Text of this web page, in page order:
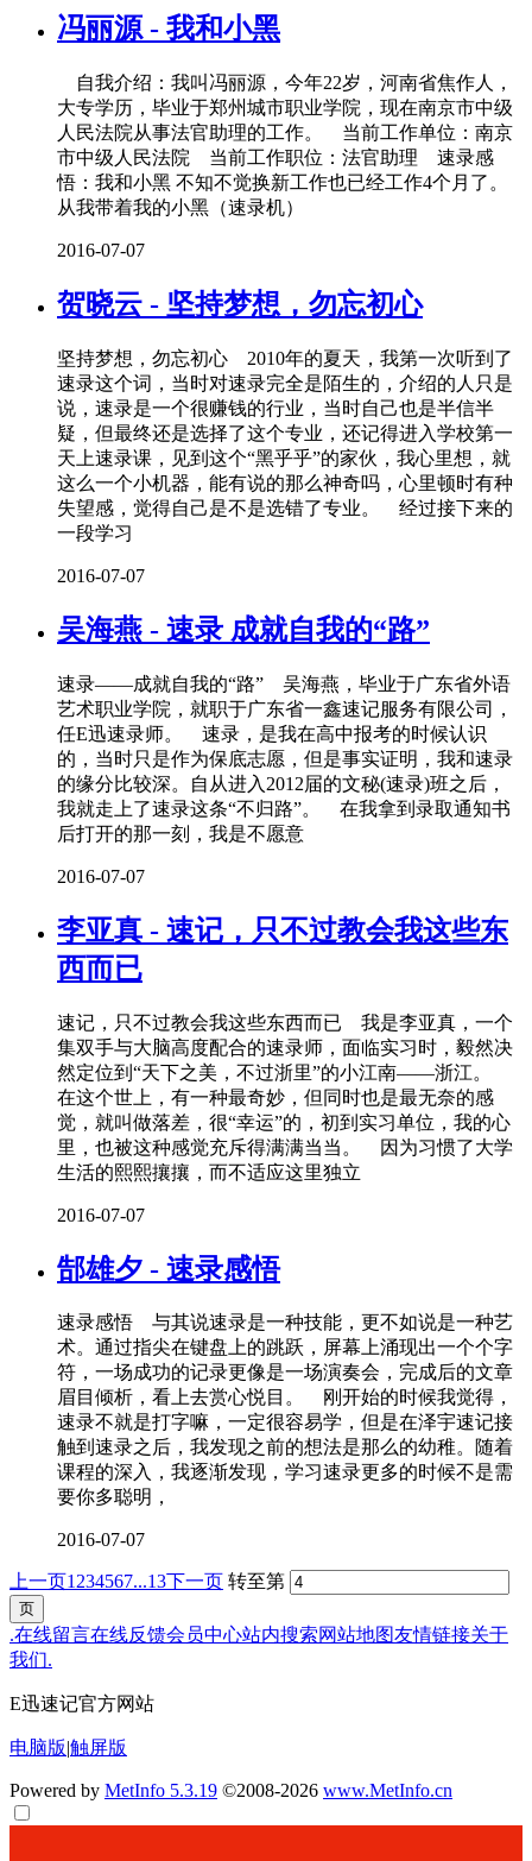
冯丽源 - 我和小黑
自我介绍：我叫冯丽源，今年22岁，河南省焦作人，
大专学历，毕业于郑州城市职业学院，现在南京市中级
人民法院从事法官助理的工作。 当前工作单位：南京
市中级人民法院 当前工作职位：法官助理 速录感
悟：我和小黑 不知不觉换新工作也已经工作4个月了。
从我带着我的小黑（速录机）
2016-07-07
贺晓云 - 坚持梦想，勿忘初心
坚持梦想，勿忘初心 2010年的夏天，我第一次听到了
速录这个词，当时对速录完全是陌生的，介绍的人只是
说，速录是一个很赚钱的行业，当时自己也是半信半
疑，但最终还是选择了这个专业，还记得进入学校第一
天上速录课，见到这个“黑乎乎”的家伙，我心里想，就
这么一个小机器，能有说的那么神奇吗，心里顿时有种
失望感，觉得自己是不是选错了专业。 经过接下来的
一段学习
2016-07-07
吴海燕 - 速录 成就自我的“路”
速录——成就自我的“路” 吴海燕，毕业于广东省外语
艺术职业学院，就职于广东省一鑫速记服务有限公司，
任E迅速录师。 速录，是我在高中报考的时候认识
的，当时只是作为保底志愿，但是事实证明，我和速录
的缘分比较深。自从进入2012届的文秘(速录)班之后，
我就走上了速录这条“不归路”。 在我拿到录取通知书
后打开的那一刻，我是不愿意
2016-07-07
李亚真 - 速记，只不过教会我这些东
西而已
速记，只不过教会我这些东西而已 我是李亚真，一个
集双手与大脑高度配合的速录师，面临实习时，毅然决
然定位到“天下之美，不过浙里”的小江南——浙江。
在这个世上，有一种最奇妙，但同时也是最无奈的感
觉，就叫做落差，很“幸运”的，初到实习单位，我的心
里，也被这种感觉充斥得满满当当。 因为习惯了大学
生活的熙熙攘攘，而不适应这里独立
2016-07-07
郜雄夕 - 速录感悟
速录感悟 与其说速录是一种技能，更不如说是一种艺
术。通过指尖在键盘上的跳跃，屏幕上涌现出一个个字
符，一场成功的记录更像是一场演奏会，完成后的文章
眉目倾析，看上去赏心悦目。 刚开始的时候我觉得，
速录不就是打字嘛，一定很容易学，但是在泽宇速记接
触到速录之后，我发现之前的想法是那么的幼稚。随着
课程的深入，我逐渐发现，学习速录更多的时候不是需
要你多聪明，
2016-07-07
上一页1234567...13下一页 转至第
.在线留言在线反馈会员中心站内搜索网站地图友情链接关于
我们.
E迅速记官方网站
电脑版|触屏版
Powered by MetInfo 5.3.19 ©2008-2026 www.MetInfo.cn